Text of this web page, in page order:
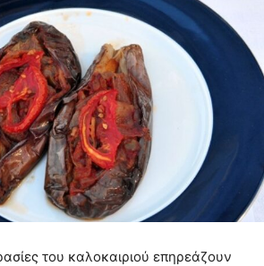
του καλοκαιριού επηρεάζουν